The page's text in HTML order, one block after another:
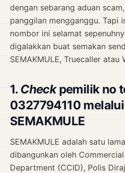
dengan sebarang aduan
panggilan mengganggu. Tapi
nombor ini selamat
digalakkan buat semakan
SEMAKMULE, Truecaller atau
1. Checkpemilik no
0327794110
SEMAKMULE
SEMAKMULE adalah satu
dibangunkan oleh
Department (CCID), Polis